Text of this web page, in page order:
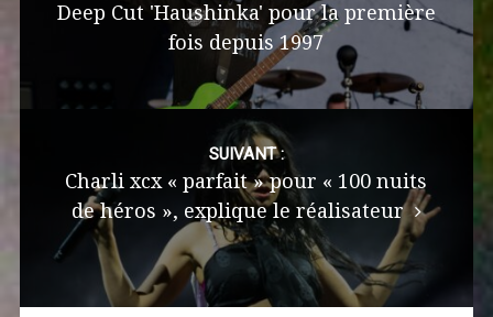
Deep Cut 'Haushinka' pour la première
fois depuis 1997
SUIVANT :
Charli xcx « parfait » pour « 100 nuits
de héros », explique le réalisateur